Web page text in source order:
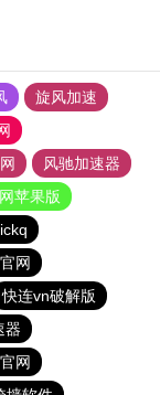
旋风加速
风驰加速器
苹果版
网
快连vn破解版
器
网